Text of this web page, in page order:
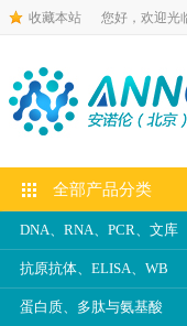
收藏本站 您好，欢迎光
全部产品分类
DNA、RNA、PCR、文库
抗原抗体、ELISA、WB
蛋白质、多肽与氨基酸